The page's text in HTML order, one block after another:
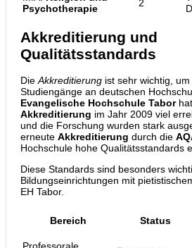
Psychotherapie
2
Akkreditierung und
Qualitätsstandards
Die Akkreditierung ist sehr wichtig,
Studiengänge an deutschen
Evangelische Hochschule Tabor
Akkreditierung im Jahr 2009 viel
und die Forschung wurden stark
erneute Akkreditierung durch die
Hochschule hohe Qualitätsstandards
Diese Standards sind besonders
Bildungseinrichtungen mit
EH Tabor.
Bereich Status